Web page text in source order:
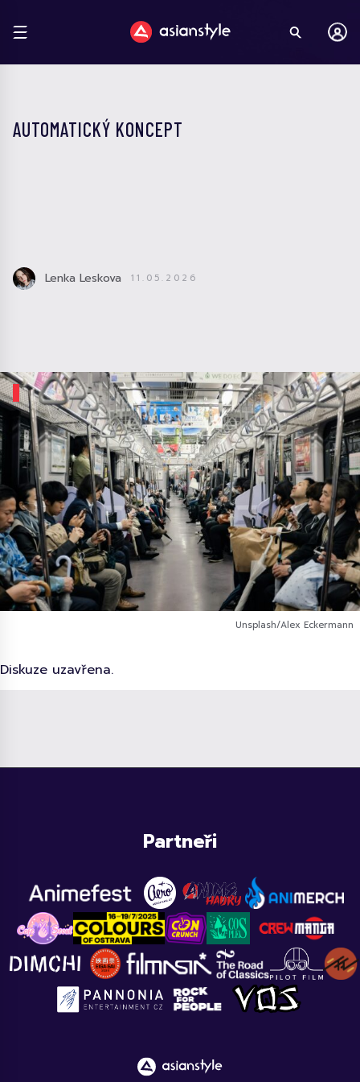
AUTOMATICKÝ KONCEPT
Lenka Leskova 11.05.2026
Unsplash/Alex Eckermann
Diskuze uzavřena.
Partneři